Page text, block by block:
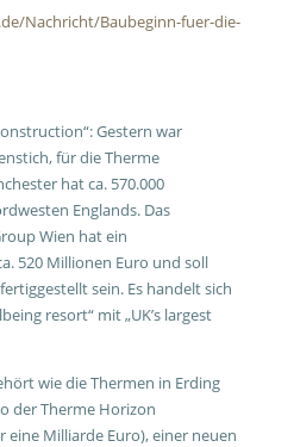
Nachricht/Baubeginn-fuer-die-
Gestern war
für die Therme
hat ca. 570.000
Englands. Das
Wien hat ein
520 Millionen Euro und soll
sein. Es handelt sich
resort“ mit „UK’s largest
wie die Thermen in Erding
der Therme Horizon
Milliarde Euro), einer neuen